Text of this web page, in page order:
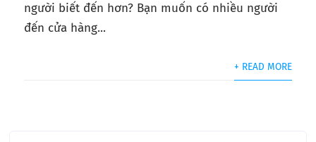
người biết đến hơn? Bạn muốn có nhiều người
đến cửa hàng...
+ READ MORE